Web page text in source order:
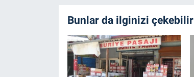
Bunlar da ilginizi çekebilir